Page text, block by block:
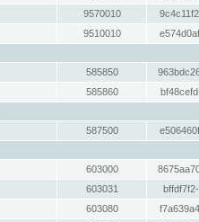
9570010
9510010
585850
585860
587500
603000
603031
603080